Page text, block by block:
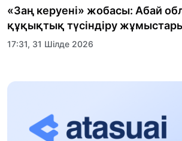
«Заң керуені» жобасы: Абай
құқықтық түсіндіру
17:31, 31 Шілде 2026
Халықаралық «Формула-1
13:13, 30 Шілде 2026